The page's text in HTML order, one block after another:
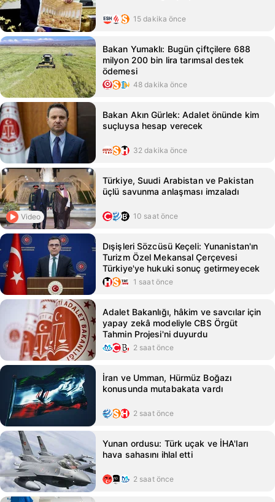
15 dakika önce
Bakan Yumaklı: Bugün çiftçilere 688
milyon 200 bin lira tarımsal destek
ödemesi
48 dakika önce
Bakan Akın Gürlek: Adalet önünde kim
suçluysa hesap verecek
32 dakika önce
Video
Türkiye, Suudi Arabistan ve Pakistan
üçlü savunma anlaşması imzaladı
10 saat önce
Dışişleri Sözcüsü Keçeli: Yunanistan'ın
Turizm Özel Mekansal Çerçevesi
Türkiye'ye hukuki sonuç getirmeyecek
1 saat önce
Adalet Bakanlığı, hâkim ve savcılar için
yapay zekâ modeliyle CBS Örgüt
Tahmin Projesi'ni duyurdu
2 saat önce
İran ve Umman, Hürmüz Boğazı
konusunda mutabakata vardı
2 saat önce
Yunan ordusu: Türk uçak ve İHA'ları
hava sahasını ihlal etti
2 saat önce